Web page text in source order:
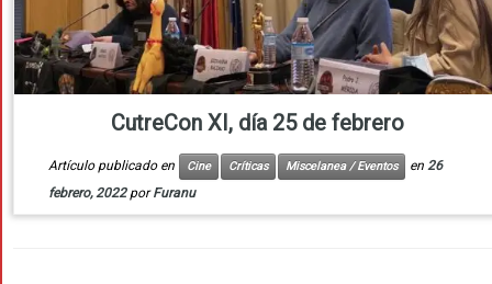
CutreCon XI, día 25 de febrero
Artículo publicado en Cine Críticas Miscelanea / Eventos en 26
febrero, 2022 porFuranu